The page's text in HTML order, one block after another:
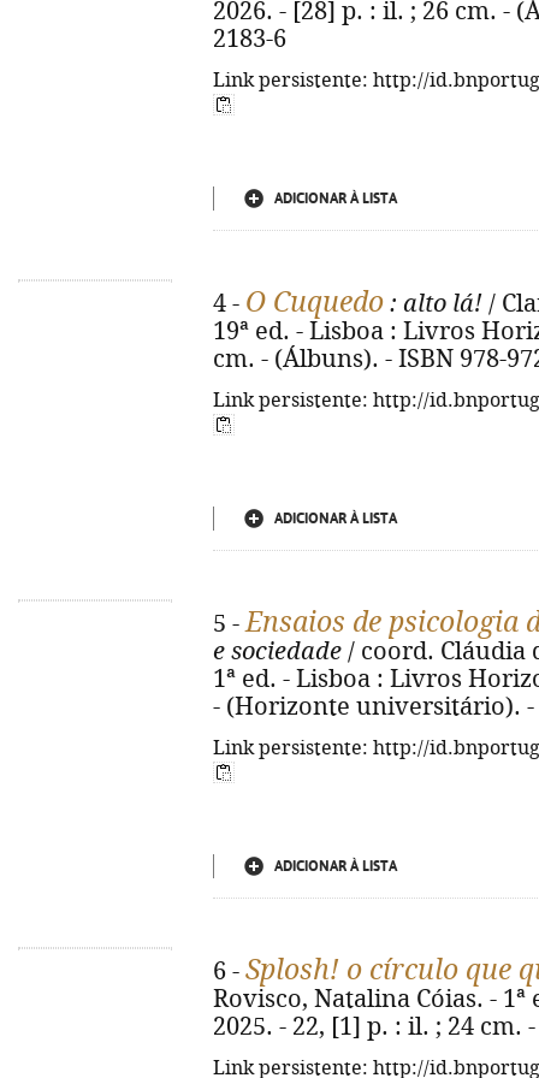
2026. - [28] p. : il. ; 26 cm. -
2183-6
Link persistente: http://
ADICIONAR À LISTA
4 - O Cuquedo : alto lá! /
19ª ed. - Lisboa : Livros
cm. - (Álbuns). - ISBN 978-
Link persistente: http://
ADICIONAR À LISTA
5 -Ensaios de psicologia
e sociedade / coord. Cláudia
1ª ed. - Lisboa : Livros
- (Horizonte universitário). -
Link persistente: http://
ADICIONAR À LISTA
6 - Splosh! o círculo que
Rovisco, Natalina Cóias. -
2025. - 22, [1] p. : il. ; 24 cm.
Link persistente: http://